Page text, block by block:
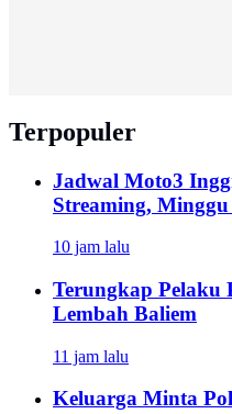
Terpopuler
Jadwal Moto3
Streaming, Minggu
10 jam lalu
Terungkap Pelaku
Lembah Baliem
11 jam lalu
Keluarga Minta